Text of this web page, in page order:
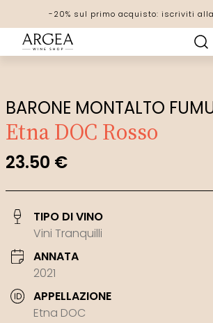
Spedizione gratuita! con una
Scopri tutte le promozioni
-20% sul primo acquisto: iscriviti
Etna DOC Rosso
BARONE MONTALTO
23.50 €
TIPO DI VINO
Vini Tranquilli
ANNATA
2021
APPELLAZIONE
Etna DOC